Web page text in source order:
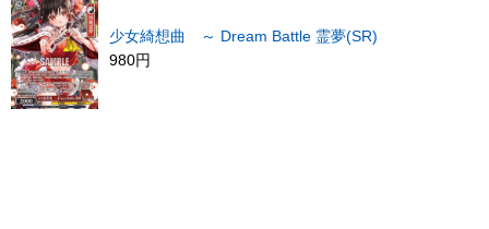
少女綺想曲 ～ Dream Battle 霊夢(SR)
980円